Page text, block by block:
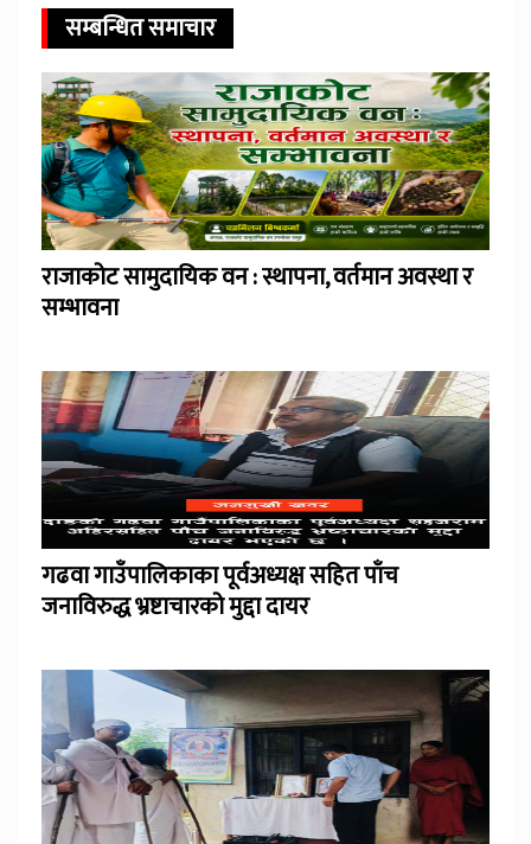
सम्बन्धित समाचार
राजाकोट सामुदायिक वन : स्थापना, वर्तमान अवस्था र
सम्भावना
गढवा गाउँपालिकाका पूर्वअध्यक्ष सहित पाँच
जनाविरुद्ध भ्रष्टाचारको मुद्दा दायर